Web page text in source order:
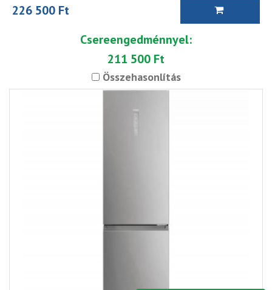
226 500 Ft
Csereengedménnyel:
211 500 Ft
Összehasonlítás